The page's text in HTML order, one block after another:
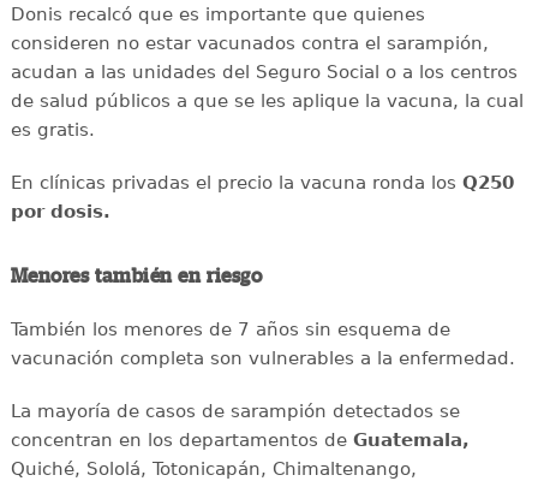
Donis recalcó que es importante que quienes
consideren no estar vacunados contra el sarampión,
acudan a las unidades del Seguro Social o a los centros
de salud públicos a que se les aplique la vacuna, la cual
es gratis.
En clínicas privadas el precio la vacuna ronda los Q250
por dosis.
Menores también en riesgo
También los menores de 7 años sin esquema de
vacunación completa son vulnerables a la enfermedad.
La mayoría de casos de sarampión detectados se
concentran en los departamentos de Guatemala,
Quiché, Sololá, Totonicapán, Chimaltenango,